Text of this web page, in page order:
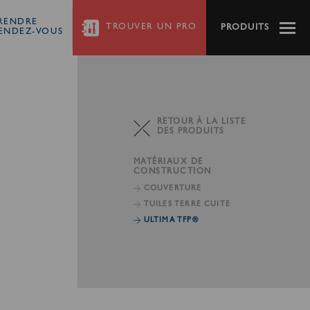
VOUS
TROUVER UN PRO PRODUITS
RETOUR À LA LISTE
DES PRODUITS
MATÉRIAUX DE
CONSTRUCTION
COUVERTURE
TUILES TERRE CUITE
ULTIMA TFP®